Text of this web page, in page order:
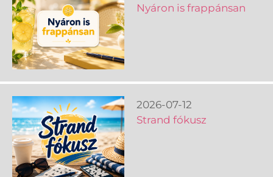
Nyáron is frappánsan
2026-07-12
Strand fókusz